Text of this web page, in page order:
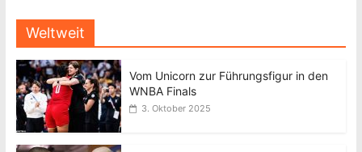
Weltweit
Vom Unicorn zur Führungsfigur in den
WNBA Finals
3. Oktober 2025